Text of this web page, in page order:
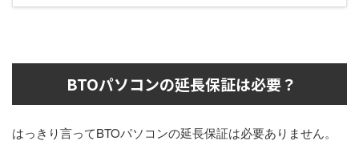
BTOパソコンの延長保証は必要？
はっきり言ってBTOパソコンの延長保証は必要ありません。